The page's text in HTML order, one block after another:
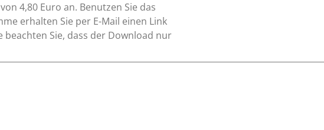
4,80 Euro an. Benutzen Sie das
erhalten Sie per E-Mail einen Link
Sie, dass der Download nur